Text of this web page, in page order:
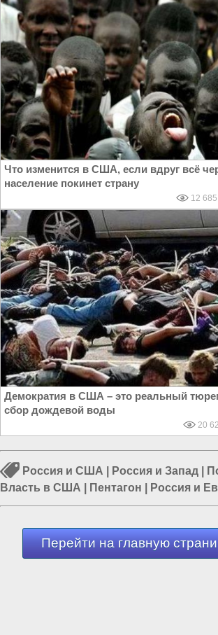
Что изменится в США, если вдруг всё
население покинет страну
12 685
Демократия в США – это реальный
сбор дождевой воды
20
Россия и США Россия и Запад
Власть в США
Пентагон Россия и
Европа
Перейти на главную